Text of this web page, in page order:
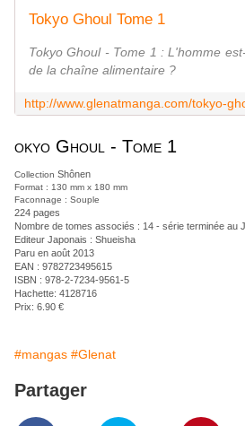
Tokyo Ghoul Tome 1
Tokyo Ghoul - Tome 1 : L'homme
de la chaîne alimentaire ?
okyo Ghoul - Tome 1
Collection Shônen
Format : 130 mm x 180 mm
Faconnage : Souple
224 pages
Nombre de tomes associés : 14 - série terminée au
Editeur Japonais : Shueisha
Paru en août 2013
EAN : 9782723495615
ISBN : 978-2-7234-9561-5
Hachette: 4128716
Prix: 6.90 €
#mangas #Glenat
Partager